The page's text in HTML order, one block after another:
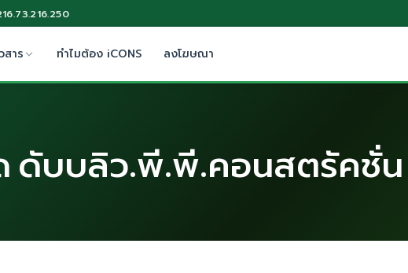
สาร ทำไมต้อง iCONS ลงโฆษณา
ดับบลิว.พี.พี.คอนสตรัคชั่น